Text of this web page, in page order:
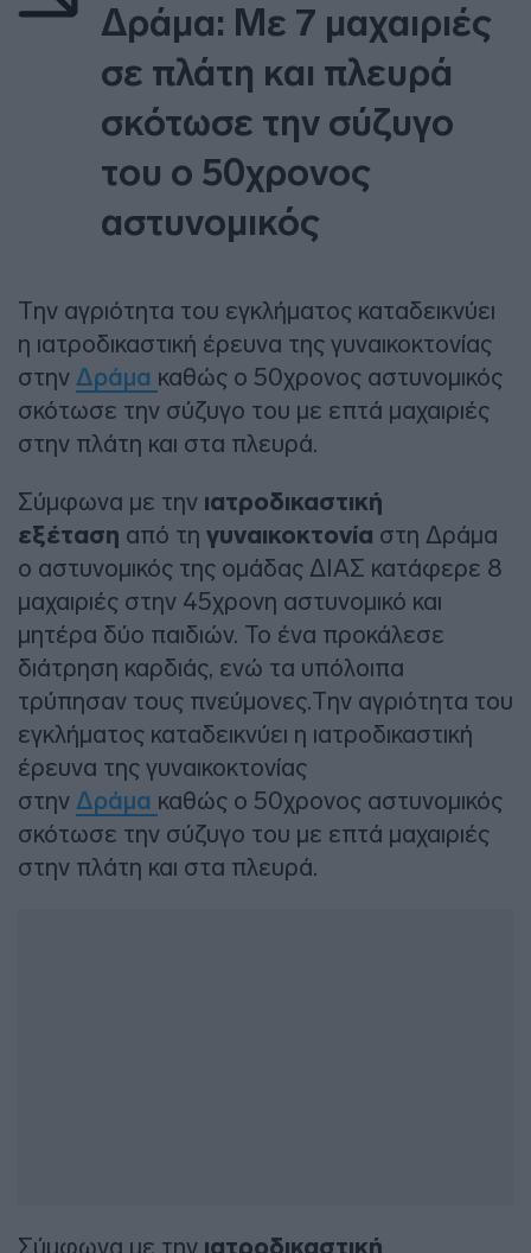
Δράμα: Με 7 μαχαιριές
σε πλάτη και πλευρά
σκότωσε την σύζυγο
του ο 50χρονος
αστυνομικός
Την αγριότητα του εγκλήματος καταδεικνύει
η ιατροδικαστική έρευνα της γυναικοκτονίας
στην Δράμα καθώς ο 50χρονος αστυνομικός
σκότωσε την σύζυγο του με επτά μαχαιριές
στην πλάτη και στα πλευρά.
Σύμφωνα με την ιατροδικαστική
εξέταση από τη γυναικοκτονία στη Δράμα
ο αστυνομικός της ομάδας ΔΙΑΣ κατάφερε 8
μαχαιριές στην 45χρονη αστυνομικό και
μητέρα δύο παιδιών. Το ένα προκάλεσε
διάτρηση καρδιάς, ενώ τα υπόλοιπα
τρύπησαν τους πνεύμονες.Την αγριότητα του
εγκλήματος καταδεικνύει η ιατροδικαστική
έρευνα της γυναικοκτονίας
στην Δράμα καθώς ο 50χρονος αστυνομικός
σκότωσε την σύζυγο του με επτά μαχαιριές
στην πλάτη και στα πλευρά.
Σύμφωνα με την